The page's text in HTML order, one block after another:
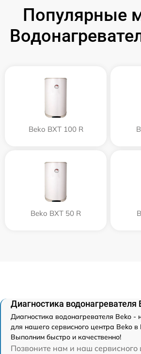
Популярные
Beko BXT 100 R
Beko BXT 50 R
Диагностика водонагревателя
Диагностика водонагревателя Beko -
для нашего сервисного центра Beko
Выполним быстро и качественно!
Позвоните нам и наш сервисного